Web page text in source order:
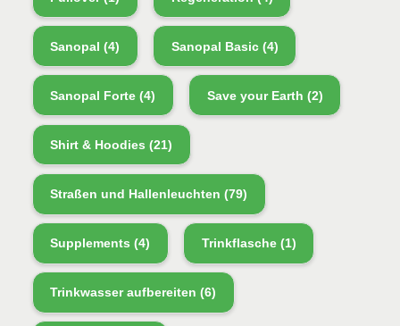
Sanopal (4) Sanopal Basic(4)
Sanopal Forte (4) Save your Earth (2)
Shirt & Hoodies (21)
Straßen und Hallenleuchten (79)
Supplements (4) Trinkflasche(1)
Trinkwasser aufbereiten (6)